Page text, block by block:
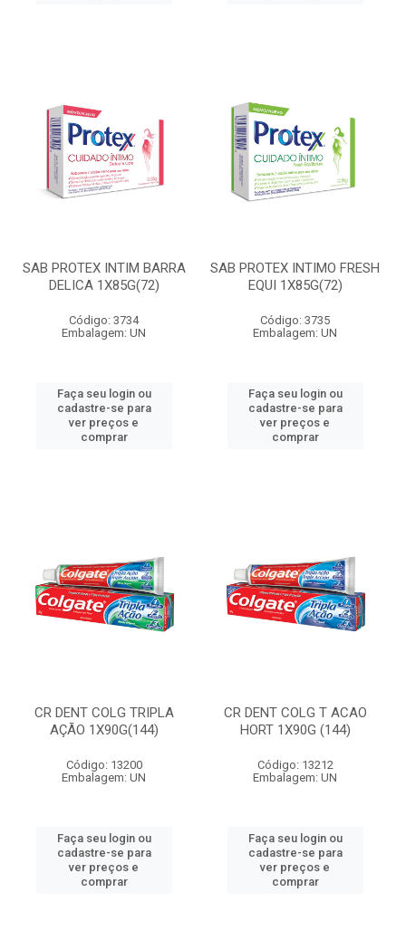
SAB PROTEX INTIM BARRA
DELICA 1X85G(72)
Código: 3734
Embalagem: UN
Faça seu login ou
cadastre-se para
ver preços e
comprar
SAB PROTEX INTIMO FRESH
EQUI 1X85G(72)
Código: 3735
Embalagem: UN
Faça seu login ou
cadastre-se para
ver preços e
comprar
CR DENT COLG TRIPLA
AÇÃO 1X90G(144)
Código: 13200
Embalagem: UN
Faça seu login ou
cadastre-se para
ver preços e
comprar
CR DENT COLG T ACAO
HORT 1X90G (144)
Código: 13212
Embalagem: UN
Faça seu login ou
cadastre-se para
ver preços e
comprar